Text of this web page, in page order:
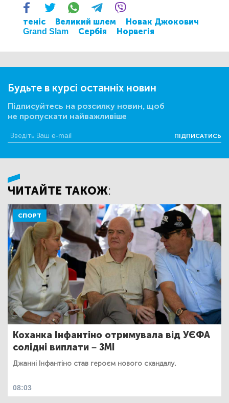
теніс Великий шлем
Новак Джокович
Grand Slam
Сербія Норвегія
Будьте в курсі останніх новин
Підписуйтесь на розсилку новин, щоб
не пропускати найважливіше
ПІДПИСАТИСЬ
ЧИТАЙТЕ ТАКОЖ:
СПОРТ
Коханка Інфантіно отримувала від УЄФА
солідні виплати – ЗМІ
Джанні Інфантіно став героєм нового скандалу.
08:03